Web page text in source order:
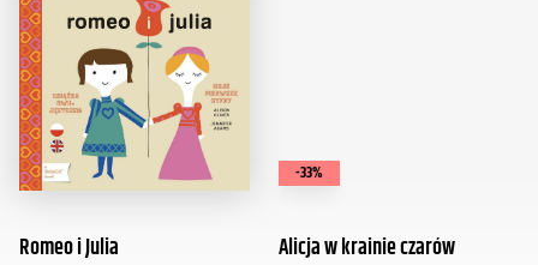
Romeo i Julia
-33%
Alicja w krainie czarów